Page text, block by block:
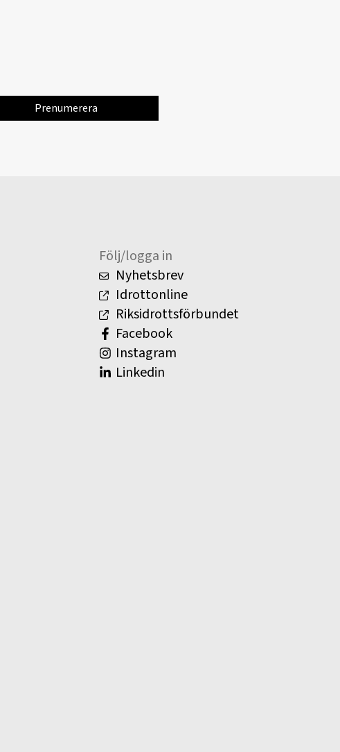
Följ/logga in
Nyhetsbrev
Idrottonline
Riksidrottsförbundet
Facebook
Instagram
Linkedin